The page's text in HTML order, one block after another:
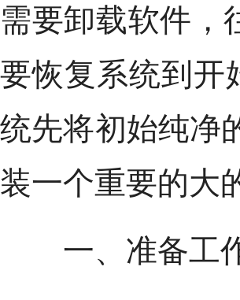
需要卸载软件，
要恢复系统到开
统先将初始纯净
装一个重要的大
一、准备工